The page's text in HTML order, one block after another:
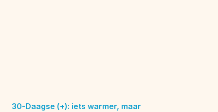
30-Daagse (+): iets warmer, maar